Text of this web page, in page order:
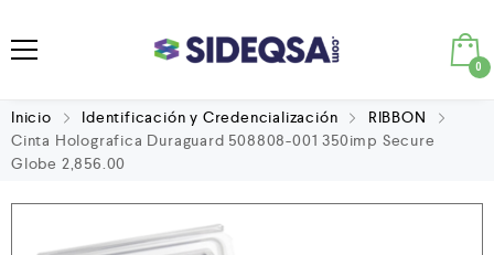
0
Inicio Identificación y Credencialización
RIBBON
Cinta Holografica Duraguard 508808-001 350imp Secure
Globe 2,856.00